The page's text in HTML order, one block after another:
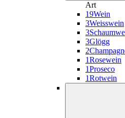
Art
19Wein
3Weisswein
3
3Glögg
2
1Rosewein
1Proseco
1Rotwein